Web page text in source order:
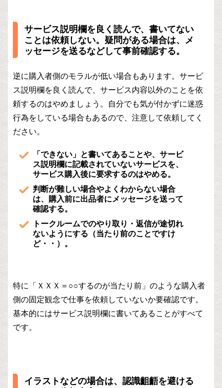
サービス説明欄を良く読んで、書いてない
ことは依頼しない。疑問がある場合は、メ
ッセージを送るなどして事前確認する。
逆に購入者側のモラルが低い場合もあります。サービ
ス説明欄を良く読んで、サービス内容以外のことを依
頼するのはやめましょう。自分でも気が付かずに迷惑
行為をしている場合もあるので、注意して依頼してく
ださい。
「できない」と書いてあることや、サービ
ス説明欄に記載されていないサービスを、
サービス購入後に要求するのはやめる。
判断が難しい場合やよくわからない場合
は、購入前に出品者にメッセージを送って
確認する。
トークルームでのやり取り・返信が途切れ
ないようにする（当たり前のことですけ
ど・・）。
特に「ＸＸＸ＝○○するのが当たり前」のような購入者
側の固定観念で仕事を依頼していないか要確認です。
基本的にはサービス説明欄に書いてあることがすべて
です。
イラストなどの場合は、認識齟齬を避ける